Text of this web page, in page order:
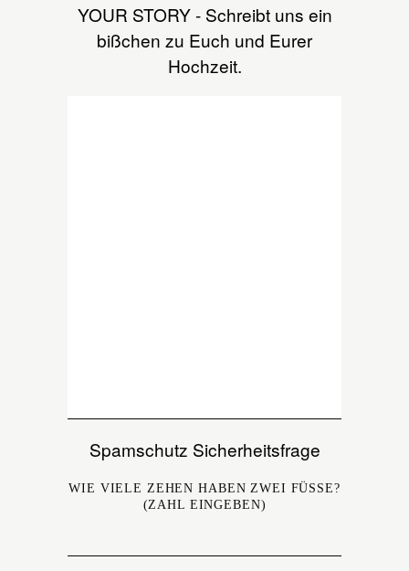
YOUR STORY - Schreibt uns ein
bißchen zu Euch und Eurer
Hochzeit.
Spamschutz Sicherheitsfrage
WIE VIELE ZEHEN HABEN ZWEI FÜSSE? (
ZAHL EINGEBEN)